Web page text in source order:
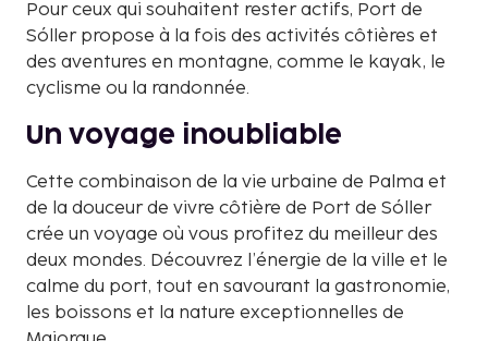
Pour ceux qui souhaitent rester actifs, Port de
Sóller propose à la fois des activités côtières et
des aventures en montagne, comme le kayak, le
cyclisme ou la randonnée.
Un voyage inoubliable
Cette combinaison de la vie urbaine de Palma et
de la douceur de vivre côtière de Port de Sóller
crée un voyage où vous profitez du meilleur des
deux mondes. Découvrez l’énergie de la ville et le
calme du port, tout en savourant la gastronomie,
les boissons et la nature exceptionnelles de